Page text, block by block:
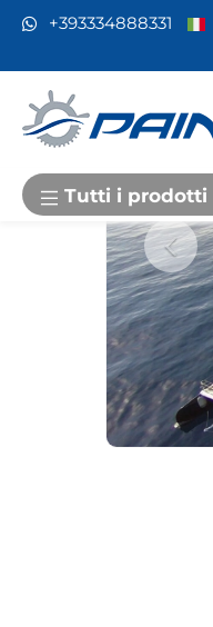
+393334888331
Tutti i prodotti